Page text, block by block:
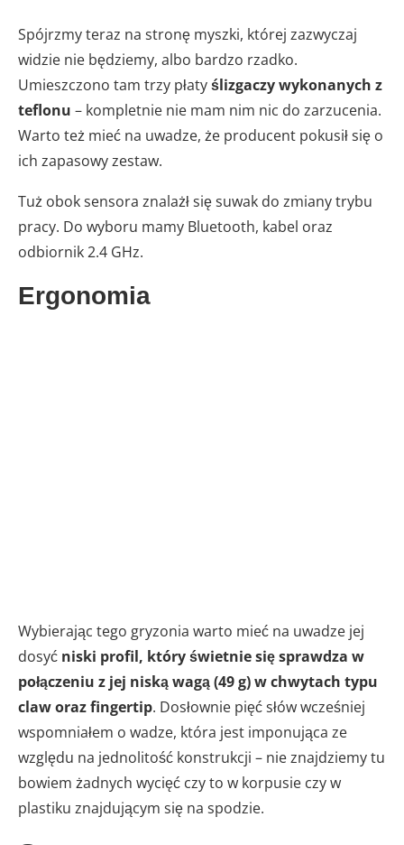
Spójrzmy teraz na stronę myszki, której zazwyczaj
widzie nie będziemy, albo bardzo rzadko.
Umieszczono tam trzy płatyślizgaczy wykonanych z
teflonu – kompletnie nie mam nim nic do zarzucenia.
Warto też mieć na uwadze, że producent pokusił się o
ich zapasowy zestaw.
Tuż obok sensora znalażł się suwak do zmiany trybu
pracy. Do wyboru mamy Bluetooth, kabel oraz
odbiornik 2.4 GHz.
Ergonomia
Wybierając tego gryzonia warto mieć na uwadze jej
dosyć niski profil, który świetnie się sprawdza w
połączeniu z jej niską wagą (49 g) w chwytach typu
claw oraz fingertip. Dosłownie pięć słów wcześniej
wspomniałem o wadze, która jest imponująca ze
względu na jednolitość konstrukcji – nie znajdziemy tu
bowiem żadnych wycięć czy to w korpusie czy w
plastiku znajdującym się na spodzie.